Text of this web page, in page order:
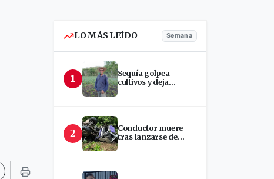
LO MÁS LEÍDO Semana
1
Sequía golpea
cultivos y deja
2
Conductor muere
tras lanzarse de